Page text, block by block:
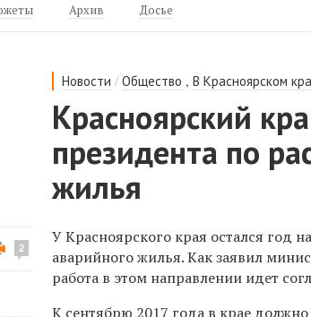
Архив Досье
Новости /Общество ,В Красноярском
Красноярский
президента по
жилья
2
У Красноярского края остался год
аварийного жилья. Как заявил
работа в этом направлении идет
К сентябрю 2017 года в крае